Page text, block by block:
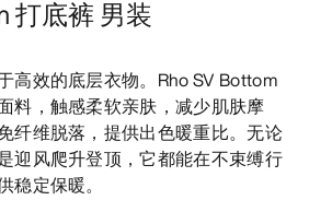
打底裤 男装
高效的底层衣物。Rho SV Bottom
料，触感柔软亲肤，减少肌肤摩
纤维脱落，提供出色暖重比。无论
迎风爬升登顶，它都能在不束缚行
定保暖。